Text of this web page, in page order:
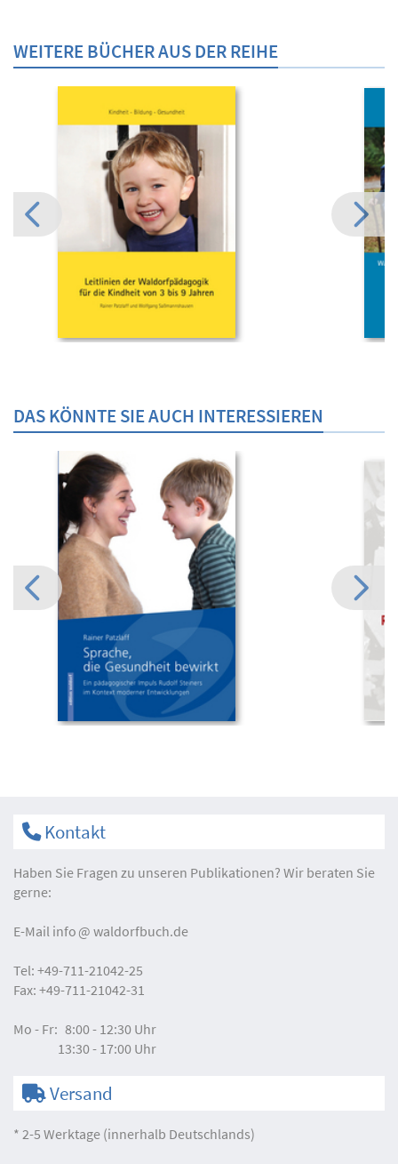
WEITERE BÜCHER AUS DER REIHE
DAS KÖNNTE SIE AUCH INTERESSIEREN
Kontakt
Haben Sie Fragen zu unseren Publikationen? Wir beraten Sie
gerne:
E-Mail info waldorfbuch.de
Tel: +49-711-21042-25
Fax: +49-711-21042-31
Mo - Fr: 8:00 - 12:30 Uhr
13:30 - 17:00 Uhr
Versand
* 2-5 Werktage (innerhalb Deutschlands)